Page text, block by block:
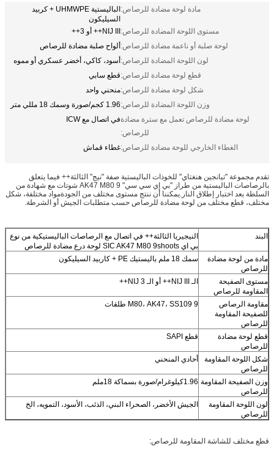
مادة لوحة مضادة للرصاص:
الباليستية UHMWPE + كربيد
السيليكون
مستوى اللوحة المضادة للرصاص:NIJ III++ أو 3++
لوحة صلبة أو ناعمة مضادة للرصاص:ألواح صلبة مضادة للرصاص
لون اللوحة المضادة للرصاص:أسود، كاكي، أخضر عسكري أو مموه
قطع لوحة مضادة للرصاص:قطع سابي
شكل لوحة مضادة للرصاص:منحني واحد
وزن اللوحة المضادة للرصاص:1.96 كجم/صورة وسمك 18 مللي متر
لوحة مضادة للرصاص تعمل مع سترة مضادة
للرصاص:
في اتصال مع ICW
الغطاء الخارجي للوحة مضادة للرصاص:غطاء قماش
تقدم مجموعة "تيانجين هنغتاي" للخوذات الباليستية صفة "نيج" الثالثة++ فيما يتعلق
بالرصاصات الباليستية من طراز "بي إي سي سي" AK47 M80 9 شوتات مع شهادة من
السلطة بعد اختبار إطلاق النار.يمكننا أن ننتج مستوى مختلف من الجودةمواد مختلفة، شكل
مختلف، قطع مختلف من لوحة مضادة للرصاص حسب متطلبات الجيش أو الشرطة.
البند
النيجيريا الثالثة++ في اتصال مع الرصاصات الباليستيكية من نوع
بي اي SIC AK47 M80 9shoots لوحة درع مضادة للرصاص
مادة من لوحة مضادة
للرصاص
سمك 18 ملم باليستيك PE + كاربيد السيليكون
مستوى الصفيحة
المقاومة للرصاص
الـ NIJ III++ أو الـ NIJ 3++
مقاومة الرصاص
للصفيحة المقاومة
للرصاص
M80، AK47، SS109 9 طلقات
قطع لوحة مضادة
للرصاص
قطع SAPI
شكل اللوحة المقاومة
للرصاص
أحادي المنحني
وزن الصفيحة المقاومة
للرصاص
1.96كيلوغرام/صورة بسماكة 18ملم
لون اللوحة المقاومة
للرصاص
الجيش الأخضر، الصحراء البني، الذئب، الأسود، التمويه، الخ
قطع مختلف للشاشة المقاومة للرصاص: